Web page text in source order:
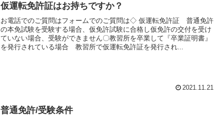
仮運転免許証はお持ちですか？
お電話でのご質問はフォームでのご質問は◇ 仮運転免許証 普通免許
の本免試験を受験する場合、仮免許試験に合格し仮免許の交付を受け
ていない場合、受験ができません〇教習所を卒業して『卒業証明書』
を発行されている場合 教習所で仮運転免許証を発行され...
2021.11.21
普通免許/受験条件